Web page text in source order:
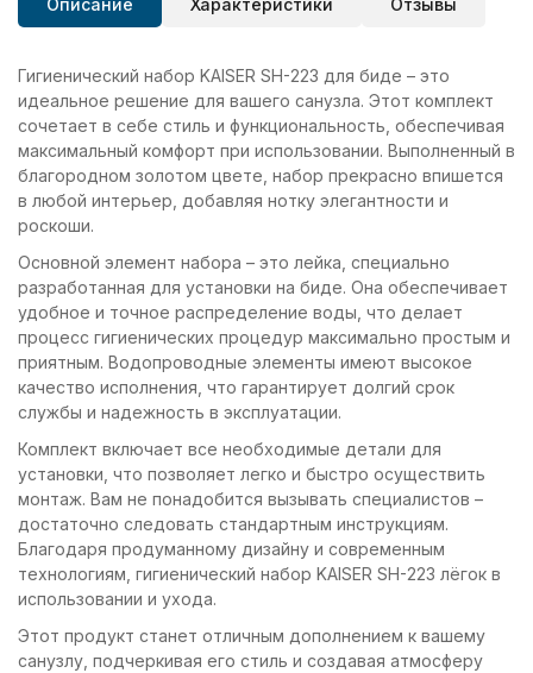
Описание Характеристики Отзывы
Гигиенический набор KAISER SH-223 для биде – это
идеальное решение для вашего санузла. Этот комплект
сочетает в себе стиль и функциональность, обеспечивая
максимальный комфорт при использовании. Выполненный в
благородном золотом цвете, набор прекрасно впишется
в любой интерьер, добавляя нотку элегантности и
роскоши.
Основной элемент набора – это лейка, специально
разработанная для установки на биде. Она обеспечивает
удобное и точное распределение воды, что делает
процесс гигиенических процедур максимально простым и
приятным. Водопроводные элементы имеют высокое
качество исполнения, что гарантирует долгий срок
службы и надежность в эксплуатации.
Комплект включает все необходимые детали для
установки, что позволяет легко и быстро осуществить
монтаж. Вам не понадобится вызывать специалистов –
достаточно следовать стандартным инструкциям.
Благодаря продуманному дизайну и современным
технологиям, гигиенический набор KAISER SH-223 лёгок в
использовании и ухода.
Этот продукт станет отличным дополнением к вашему
санузлу, подчеркивая его стиль и создавая атмосферу